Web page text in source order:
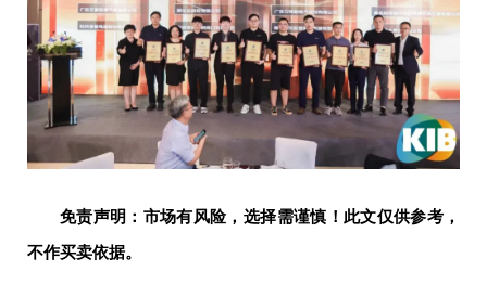
免责声明：市场有风险，选择需谨慎！此文仅供参考，
不作买卖依据。